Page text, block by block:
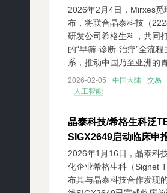
2026年2月4日，Mirxes觅
布，将联合晶泰科技（
研发公司希格生科，共同
的“早筛-诊断-治疗”全流
系，推动中国乃至亚洲的
2026-02-05 中国大陆 交易
人工智能
晶泰科技/希格生科泛
SIGX2649启动临床申
2026年1月16日，晶泰科
化企业希格生科（Signet
布其与晶泰科技合作发现